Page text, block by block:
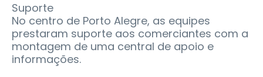
Suporte
No centro de Porto Alegre, as equipes
prestaram suporte aos comerciantes com a
montagem de uma central de apoio e
informações.